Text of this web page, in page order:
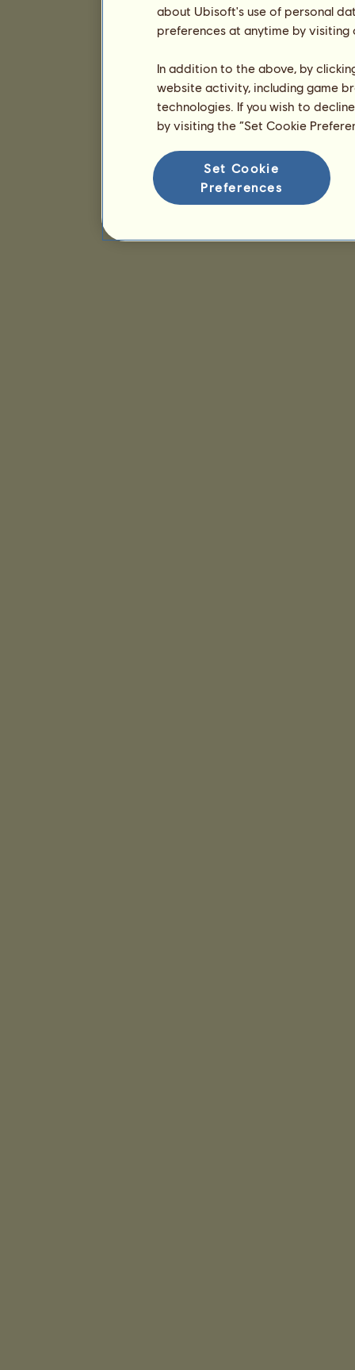
about Ubisoft's use of personal
preferences at anytime by
In addition to the above, by
website activity, including game
technologies. If you wish to
by visiting the “Set Cookie
Set Cookie
Preferences